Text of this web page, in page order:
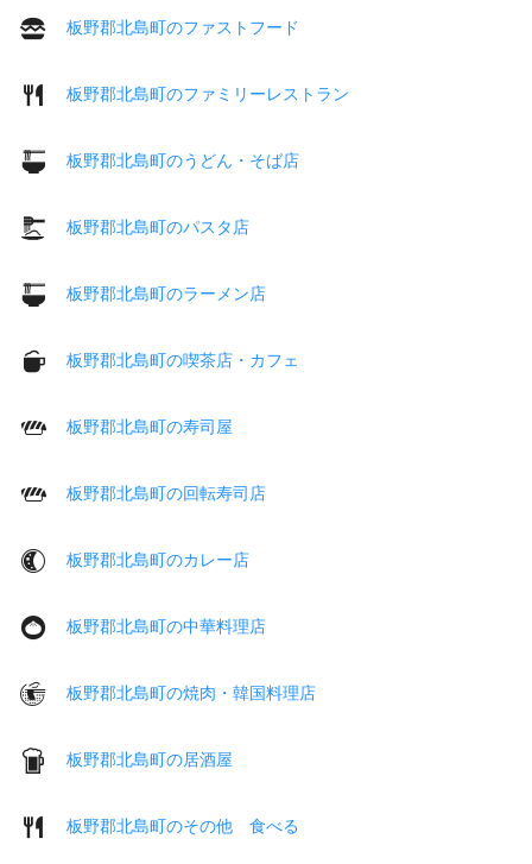
板野郡北島町のファストフード
板野郡北島町のファミリーレストラン
板野郡北島町のうどん・そば店
板野郡北島町のパスタ店
板野郡北島町のラーメン店
板野郡北島町の喫茶店・カフェ
板野郡北島町の寿司屋
板野郡北島町の回転寿司店
板野郡北島町のカレー店
板野郡北島町の中華料理店
板野郡北島町の焼肉・韓国料理店
板野郡北島町の居酒屋
板野郡北島町のその他 食べる